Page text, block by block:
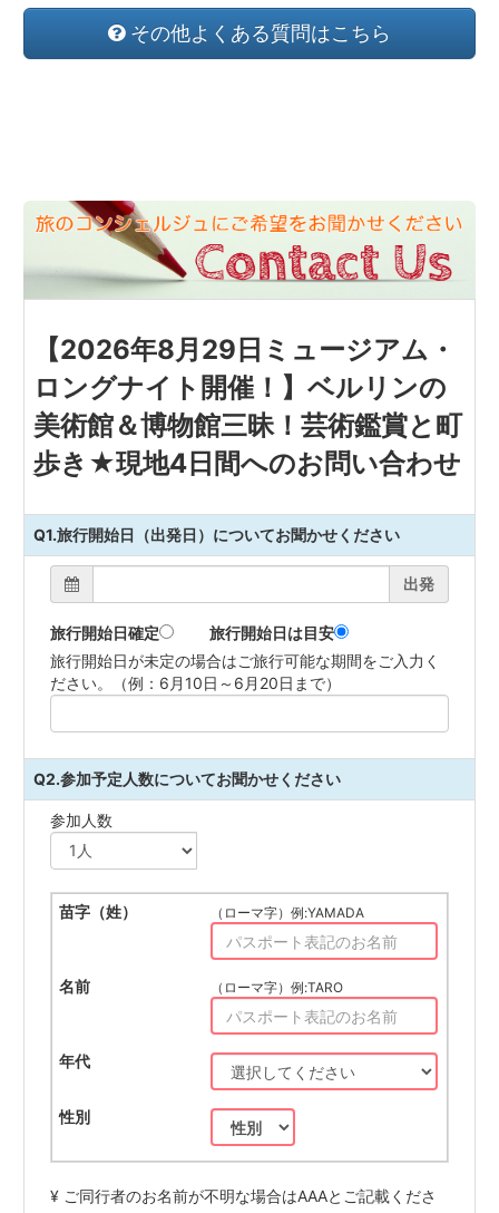
その他よくある質問はこちら
【2026年8月29日ミュージアム・
ロングナイト開催！】ベルリンの
美術館＆博物館三昧！芸術鑑賞と町
歩き★現地4日間へのお問い合わせ
Q1.旅行開始日（出発日）についてお聞かせください
出発
旅行開始日確定
旅行開始日は目安
旅行開始日が未定の場合はご旅行可能な期間をご入力く
ださい。（例：6月10日～6月20日まで）
Q2.参加予定人数についてお聞かせください
参加人数
（ローマ字）例:YAMADA
（ローマ字）例:TARO
¥ ご同行者のお名前が不明な場合はAAAとご記載くださ